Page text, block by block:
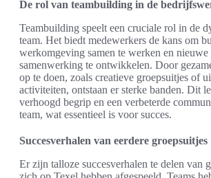
De rol van teambuilding in de
Teambuilding speelt een cruciale rol in de
team. Het biedt medewerkers de kans om
werkomgeving samen te werken en nieuwe
samenwerking te ontwikkelen. Door
op te doen, zoals creatieve groepsuitjes of
activiteiten, ontstaan er sterke banden. Dit
verhoogd begrip en een verbeterde
team, wat essentieel is voor succes.
Succesverhalen van eerdere groepsuitjes
Er zijn talloze succesverhalen te delen van